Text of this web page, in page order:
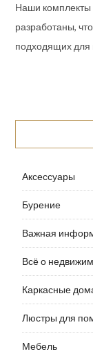
Наши
разработаны,
подходящих для
Аксессуары
Бурение
Важная
Всё о
Каркасные
Люстры для
Мебель